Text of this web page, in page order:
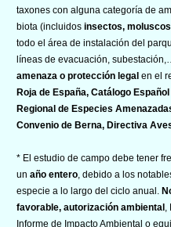
taxones con alguna categoría de
biota (incluidos insectos,
todo el área de instalación del
líneas de evacuación,
amenaza o protección legal en el
Roja de España, Catálogo
Regional de Especies
Convenio de Berna, Directiva
* El estudio de campo debe tener
un año entero , debido a los
especie a lo largo del ciclo anual.
favorable, autorización ambiental
Informe de Impacto Ambiental o